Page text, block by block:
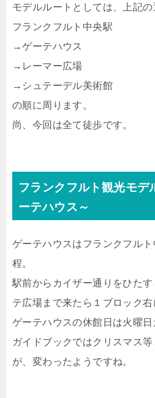
モデルルートとしては、上記の
フランクフルト中央駅
→ゲーテハウス
→レーマー広場
→シュテーデル美術館
の順に周ります。
尚、今回は全て徒歩です。
フランクフルト観光モデ
ーテハウス～
ゲーテハウスはフランクフル
程。
駅前からカイザー通りをひた
テ広場まで来たら１ブロック右
ゲーテハウスの休館日は火曜日
ガイドブックではクリスマス
が、変わったようですね。